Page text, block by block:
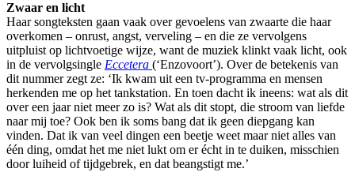
Zwaar en licht
Haar songteksten gaan vaak over gevoelens van zwaarte die haar
overkomen – onrust, angst, verveling – en die ze vervolgens
uitpluist op lichtvoetige wijze, want de muziek klinkt vaak licht, ook
in de vervolgsingle Eccetera (‘Enzovoort’). Over de betekenis van
dit nummer zegt ze: ‘Ik kwam uit een tv-programma en mensen
herkenden me op het tankstation. En toen dacht ik ineens: wat als dit
over een jaar niet meer zo is? Wat als dit stopt, die stroom van liefde
naar mij toe? Ook ben ik soms bang dat ik geen diepgang kan
vinden. Dat ik van veel dingen een beetje weet maar niet alles van
één ding, omdat het me niet lukt om er écht in te duiken, misschien
door luiheid of tijdgebrek, en dat beangstigt me.’